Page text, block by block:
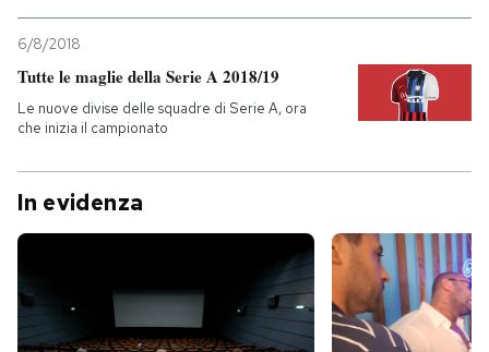
6/8/2018
Tutte le maglie della Serie A 2018/19
Le nuove divise delle squadre di Serie A, ora
che inizia il campionato
In evidenza